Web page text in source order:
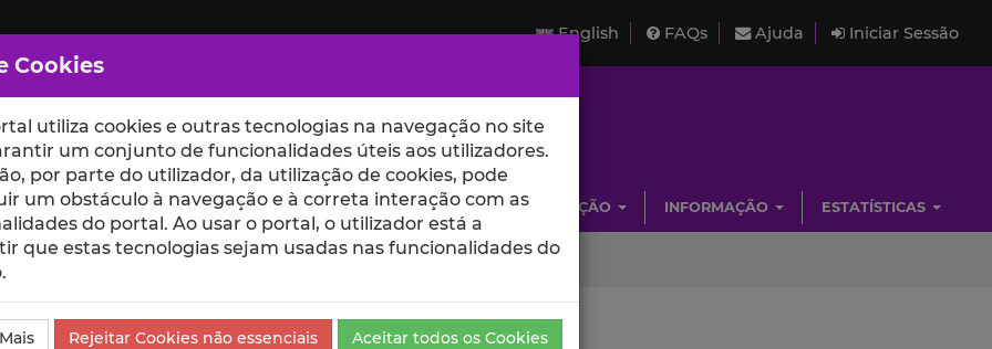
English FAQs Ajuda Iniciar Sessão
ESCOLAS UNIDADES INVESTIGAÇÃO INFORMAÇÃO ESTATÍSTICAS
Exportar
Cookies
utiliza cookies e outras tecnologias na navegação no site
um conjunto de funcionalidades úteis aos utilizadores.
por parte do utilizador, da utilização de cookies, pode
um obstáculo à navegação e à correta interação com as
do portal. Ao usar o portal, o utilizador está a
que estas tecnologias sejam usadas nas funcionalidades do
Rejeitar Cookies não essenciais Aceitar todos os Cookies